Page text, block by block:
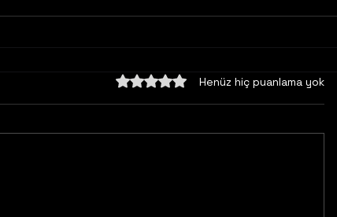
5 üzerinden 0 yıldızHenüz hiç puanlama yok